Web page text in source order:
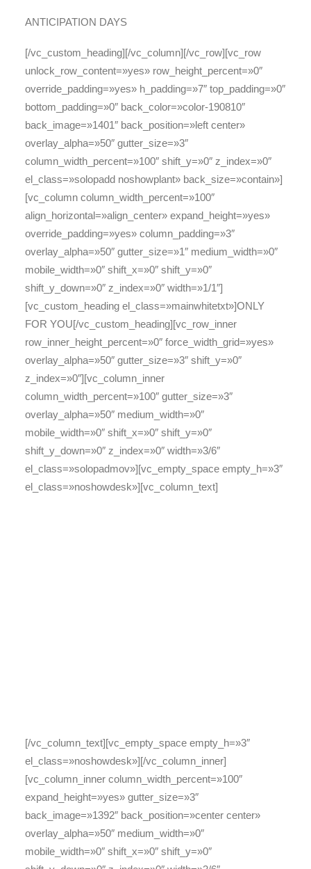
ANTICIPATION DAYS
[/vc_custom_heading][/vc_column][/vc_row][vc_row
unlock_row_content=»yes» row_height_percent=»0″
override_padding=»yes» h_padding=»7″ top_padding=»0″
bottom_padding=»0″ back_color=»color-190810″
back_image=»1401″ back_position=»left center»
overlay_alpha=»50″ gutter_size=»3″
column_width_percent=»100″ shift_y=»0″ z_index=»0″
el_class=»solopadd noshowplant» back_size=»contain»]
[vc_column column_width_percent=»100″
align_horizontal=»align_center» expand_height=»yes»
override_padding=»yes» column_padding=»3″
overlay_alpha=»50″ gutter_size=»1″ medium_width=»0″
mobile_width=»0″ shift_x=»0″ shift_y=»0″
shift_y_down=»0″ z_index=»0″ width=»1/1″]
[vc_custom_heading el_class=»mainwhitetxt»]ONLY
FOR YOU[/vc_custom_heading][vc_row_inner
row_inner_height_percent=»0″ force_width_grid=»yes»
overlay_alpha=»50″ gutter_size=»3″ shift_y=»0″
z_index=»0″][vc_column_inner
column_width_percent=»100″ gutter_size=»3″
overlay_alpha=»50″ medium_width=»0″
mobile_width=»0″ shift_x=»0″ shift_y=»0″
shift_y_down=»0″ z_index=»0″ width=»3/6″
el_class=»solopadmov»][vc_empty_space empty_h=»3″
el_class=»noshowdesk»][vc_column_text]
[/vc_column_text][vc_empty_space empty_h=»3″
el_class=»noshowdesk»][/vc_column_inner]
[vc_column_inner column_width_percent=»100″
expand_height=»yes» gutter_size=»3″
back_image=»1392″ back_position=»center center»
overlay_alpha=»50″ medium_width=»0″
mobile_width=»0″ shift_x=»0″ shift_y=»0″